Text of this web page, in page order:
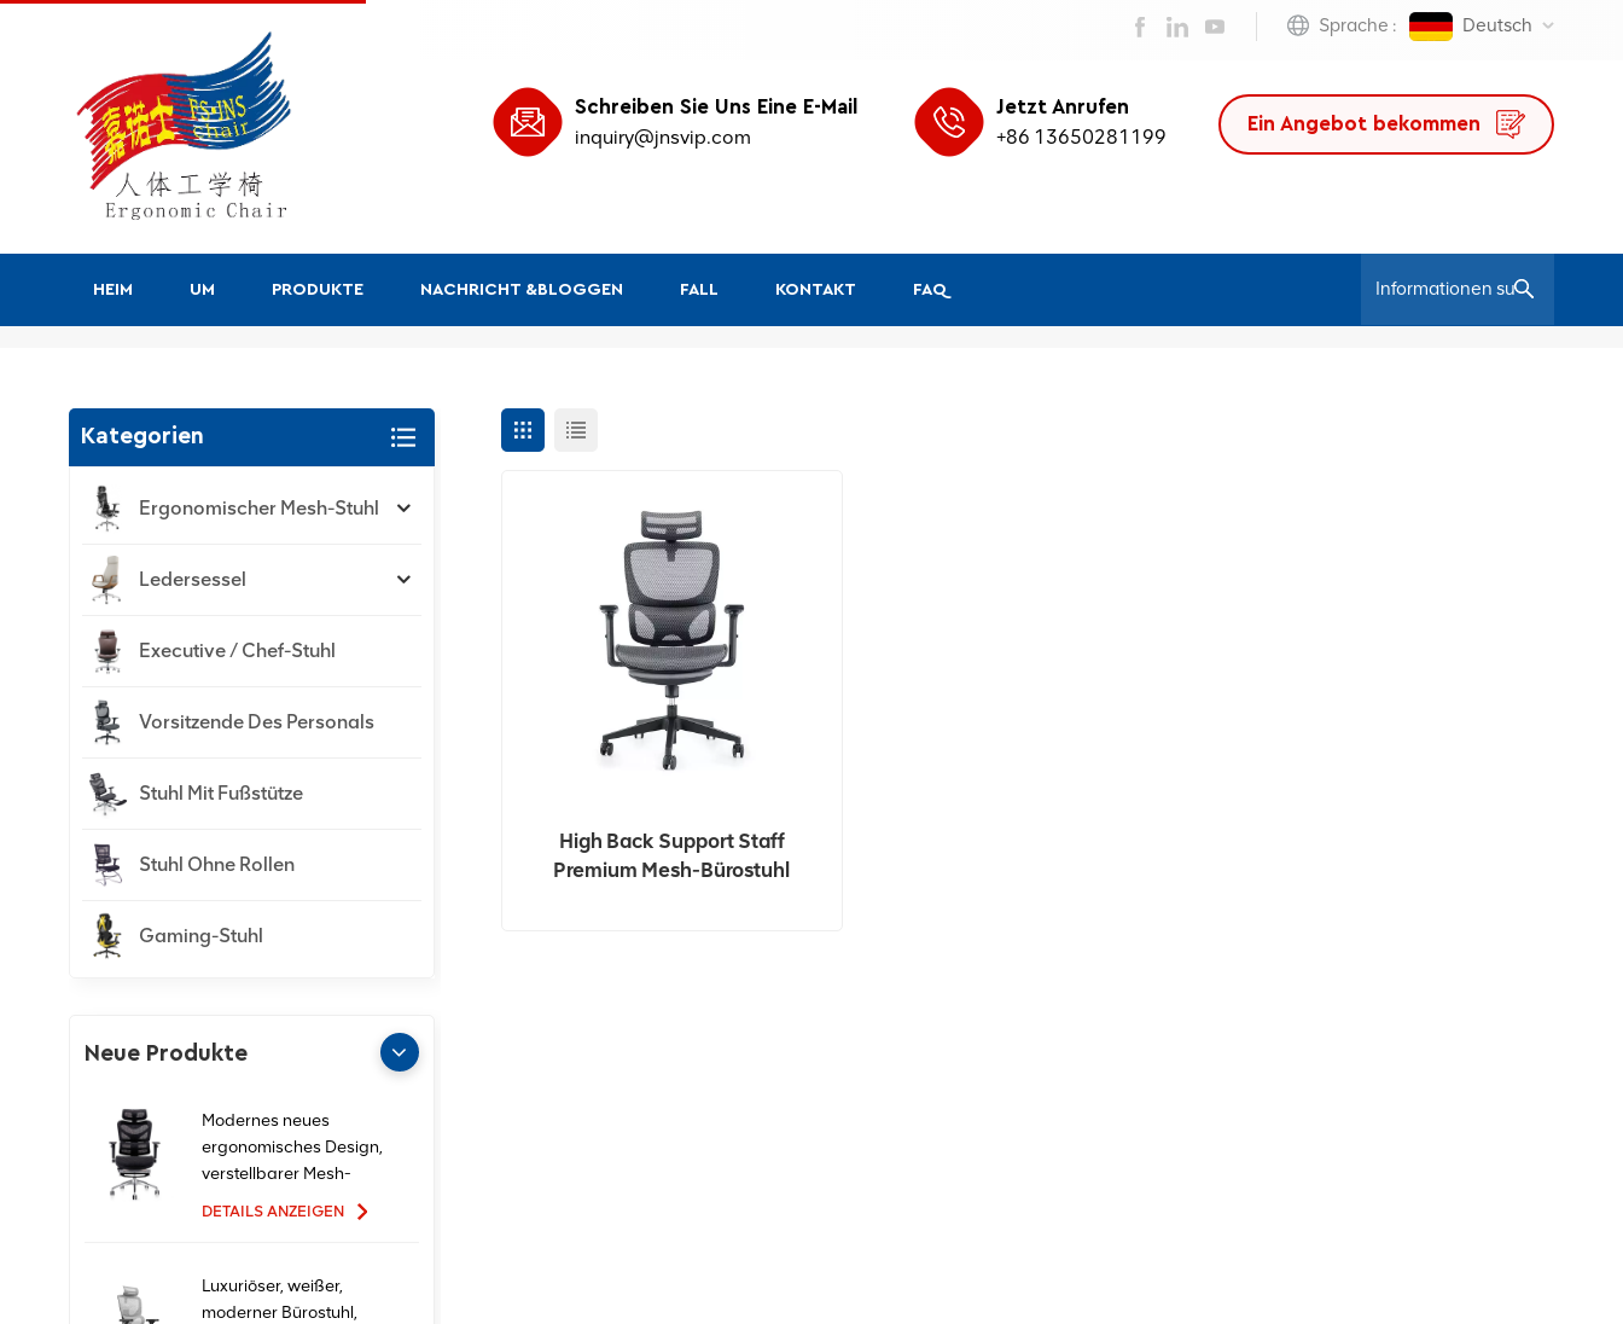
Sprache : Deutsch
Ein Angebot bekommen
Schreiben Sie Uns Eine E-Mail
inquiry@jnsvip.com
Jetzt Anrufen
+86 13650281199
HEIM UM PRODUKTE NACHRICHT &BLOGGEN FALL KONTAKT FAQ
High Back Support Staff
Premium Mesh-Bürostuhl
Kategorien
Ergonomischer Mesh-Stuhl
Ledersessel
Executive / Chef-Stuhl
Vorsitzende Des Personals
Stuhl Mit Fußstütze
Stuhl Ohne Rollen
Gaming-Stuhl
Neue Produkte
Modernes neues
ergonomisches Design,
verstellbarer Mesh-
DETAILS ANZEIGEN
Luxuriöser, weißer,
moderner Bürostuhl,